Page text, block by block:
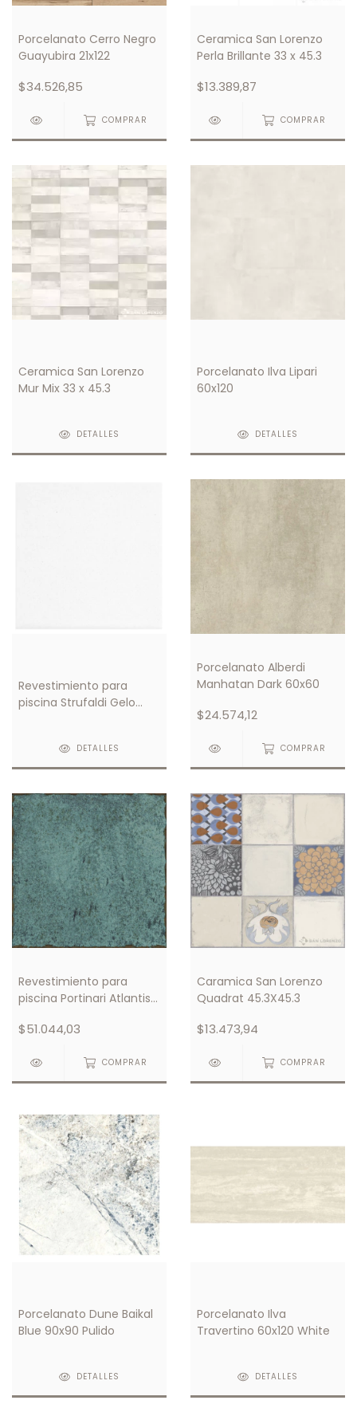
Porcelanato Cerro Negro
Guayubira 21x122
$34.526,85
COMPRAR
Ceramica San Lorenzo
Perla Brillante 33 x 45.3
$13.389,87
COMPRAR
Ceramica San Lorenzo
Mur Mix 33 x 45.3
DETALLES
Porcelanato Ilva Lipari
60x120
DETALLES
Revestimiento para
piscina Strufaldi Gelo
DETALLES
Porcelanato Alberdi
Manhatan Dark 60x60
$24.574,12
COMPRAR
Revestimiento para
piscina Portinari Atlantis
$51.044,03
COMPRAR
Caramica San Lorenzo
Quadrat 45.3X45.3
$13.473,94
COMPRAR
Porcelanato Dune Baikal
Blue 90x90 Pulido
DETALLES
Porcelanato Ilva
Travertino 60x120 White
DETALLES